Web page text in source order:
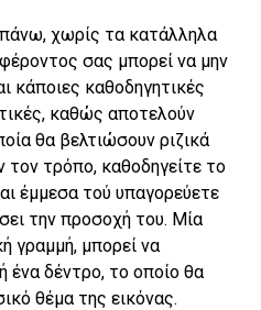
χωρίς τα κατάλληλα
σας μπορεί να μην
κάποιες καθοδηγητικές
καθώς αποτελούν
θα βελτιώσουν ριζικά
τον τρόπο, καθοδηγείτε το
έμμεσα τού υπαγορεύετε
την προσοχή του. Μία
γραμμή, μπορεί να
ένα δέντρο, το οποίο θα
θέμα της εικόνας.